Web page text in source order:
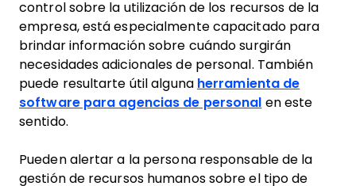
control sobre la utilización de los recursos de la
empresa, está especialmente capacitado para
brindar información sobre cuándo surgirán
necesidades adicionales de personal. También
puede resultarte útil alguna herramienta de
software para agencias de personal en este
sentido.
Pueden alertar a la persona responsable de la
gestión de recursos humanos sobre el tipo de